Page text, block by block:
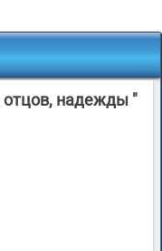
надежды "